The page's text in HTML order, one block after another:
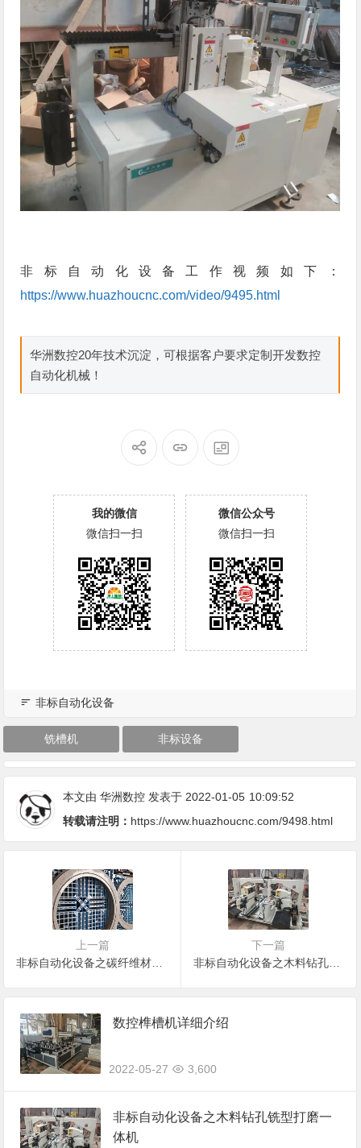
非标自动化设备工作视频如下：
https://www.huazhoucnc.com/video/9495.html
华洲数控20年技术沉淀，可根据客户要求定制开发数控
自动化机械！
我的微信
微信扫一扫
微信公众号
微信扫一扫
非标自动化设备
铣槽机 非标设备
本文由华洲数控 发表于 2022-01-05 10:09:52
转载请注明： https://www.huazhoucnc.com/9498.html
上一篇
下一篇
非标自动化设备之木料钻孔铣型打磨一体机
数控榫槽机详细介绍
2022-05-27 3,600
非标自动化设备之木料钻孔铣型打磨一
体机